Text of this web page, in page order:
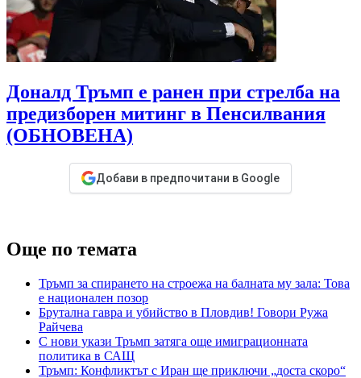
Доналд Тръмп e ранен при стрелба на
предизборен митинг в Пенсилвания
(ОБНОВЕНА)
Добави в предпочитани в Google
Още по темата
Тръмп за спирането на строежа на балната му зала: Това
е национален позор
Брутална гавра и убийство в Пловдив! Говори Ружа
Райчева
С нови укази Тръмп затяга още имиграционната
политика в САЩ
Тръмп: Конфликтът с Иран ще приключи „доста скоро“